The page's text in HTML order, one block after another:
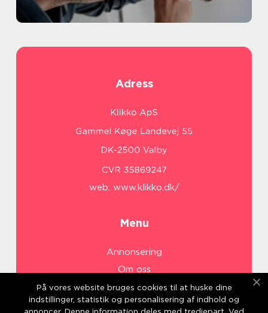
Adress
web: www.klikko.dk/
Menu
Annonsering
Om oss
Cookies
Kontakta oss
På vores website bruges cookies til at huske dine
indstillinger, statistik og personalisering af indhold og